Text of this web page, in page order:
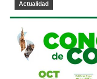
Actualidad